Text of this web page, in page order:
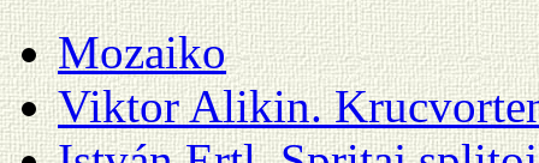
Mozaiko
Viktor Alikin.